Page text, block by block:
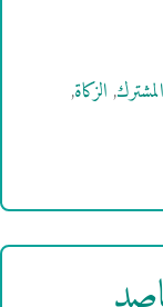
,الزكاة,